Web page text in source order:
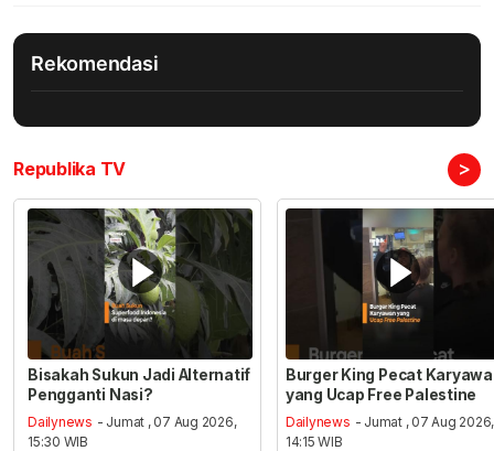
Rekomendasi
Republika TV >
Bisakah Sukun Jadi Alternatif
Pengganti Nasi?
Dailynews - Jumat , 07 Aug 2026,
15:30 WIB
Burger King Pecat
yang Ucap Free Palestine
Dailynews - Jumat , 07 Aug 2026,
14:15 WIB